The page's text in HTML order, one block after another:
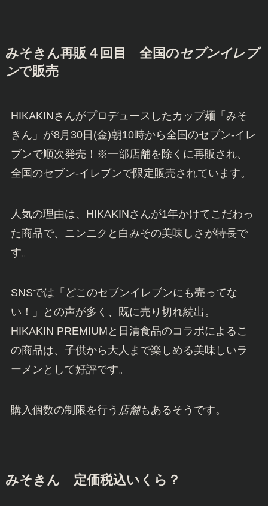
みそきん再販４回目 全国のセブンイレブ
ンで販売
HIKAKINさんがプロデュースしたカップ麺「みそ
きん」が8月30日(金)朝10時から全国のセブン-イレ
ブンで順次発売！※一部店舗を除くに再販され、
全国のセブン-イレブンで限定販売されています。
人気の理由は、HIKAKINさんが1年かけてこだわっ
た商品で、ニンニクと白みその美味しさが特長で
す。
SNSでは「どこのセブンイレブンにも売ってな
い！」との声が多く、既に売り切れ続出。
HIKAKIN PREMIUMと日清食品のコラボによるこ
の商品は、子供から大人まで楽しめる美味しいラ
ーメンとして好評です。
購入個数の制限を行う 店舗もあるそうです。
みそきん 定価税込いくら？